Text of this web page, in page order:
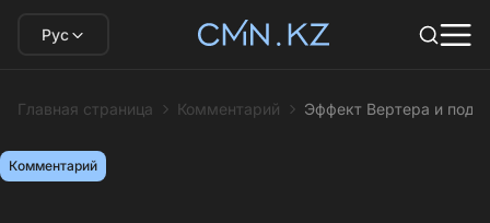
Рус
Главная страница Комментарий Эффект Вертера и
Комментарий